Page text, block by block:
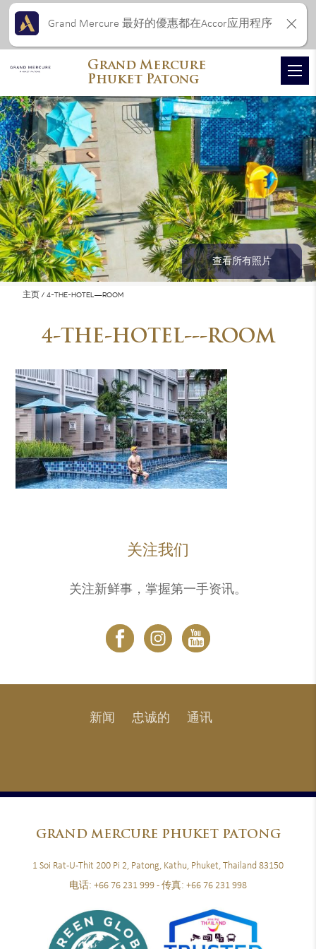
查看所有照片
主页 4-THE-HOTEL—ROOM
4-THE-HOTEL---ROOM
关注我们
关注新鲜事，掌握第一手资讯。
新闻 忠诚的 通讯
GRANDMERCURE PHUKET PATONG
1 Soi Rat-U-Thit 200 Pi 2, Patong, Kathu, Phuket, Thailand 83150
电话: +66 76 231 999 - 传真: +66 76 231 998
Grand Mercure
Phuket Patong
Grand Mercure 最好的優惠都在Accor应用程序